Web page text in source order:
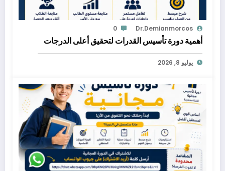
Dr.demianmorcos
0
أهمية دورة تأسيس القدرات لتحقيق أعلى الدرجات
يوليو 8, 2026